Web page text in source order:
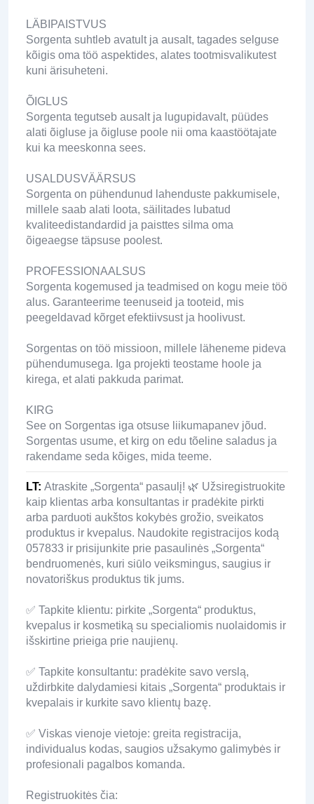
LÄBIPAISTVUS
Sorgenta suhtleb avatult ja ausalt, tagades selguse
kõigis oma töö aspektides, alates tootmisvalikutest
kuni ärisuheteni.
ÕIGLUS
Sorgenta tegutseb ausalt ja lugupidavalt, püüdes
alati õigluse ja õigluse poole nii oma kaastöötajate
kui ka meeskonna sees.
USALDUSVÄÄRSUS
Sorgenta on pühendunud lahenduste pakkumisele,
millele saab alati loota, säilitades lubatud
kvaliteedistandardid ja paisttes silma oma
õigeaegse täpsuse poolest.
PROFESSIONAALSUS
Sorgenta kogemused ja teadmised on kogu meie töö
alus. Garanteerime teenuseid ja tooteid, mis
peegeldavad kõrget efektiivsust ja hoolivust.
Sorgentas on töö missioon, millele läheneme pideva
pühendumusega. Iga projekti teostame hoole ja
kirega, et alati pakkuda parimat.
KIRG
See on Sorgentas iga otsuse liikumapanev jõud.
Sorgentas usume, et kirg on edu tõeline saladus ja
rakendame seda kõiges, mida teeme.
LT: Atraskite „Sorgenta“ pasaulį! 🌿 Užsiregistruokite
kaip klientas arba konsultantas ir pradėkite pirkti
arba parduoti aukštos kokybės grožio, sveikatos
produktus ir kvepalus. Naudokite registracijos kodą
057833 ir prisijunkite prie pasaulinės „Sorgenta“
bendruomenės, kuri siūlo veiksmingus, saugius ir
novatoriškus produktus tik jums.
✅ Tapkite klientu: pirkite „Sorgenta“ produktus,
kvepalus ir kosmetiką su specialiomis nuolaidomis ir
išskirtine prieiga prie naujienų.
✅ Tapkite konsultantu: pradėkite savo verslą,
uždirbkite dalydamiesi kitais „Sorgenta“ produktais ir
kvepalais ir kurkite savo klientų bazę.
✅ Viskas vienoje vietoje: greita registracija,
individualus kodas, saugios užsakymo galimybės ir
profesionali pagalbos komanda.
Registruokitės čia: